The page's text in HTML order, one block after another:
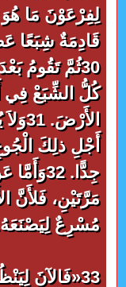
قَادِمَةٌ شِبَعًا
30ثُمَّ تَقُومُ
كُلُّ الشِّبَعْ
أَجْلِ ذلِكَ
جِدًّا.
مَرَّتَيْنِ، فَلأَنَّ
مُسْرِعٌ
33«فَالآنَ